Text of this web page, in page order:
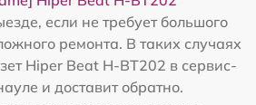
если не требует большого
ремонта. В таких случаях
Hiper Beat H-BT202 в сервис-
и доставит обратно.